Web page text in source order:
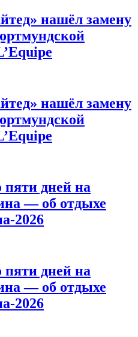
нашёл замену
нашёл замену
пяти дней на
— об отдыхе
2026
пяти дней на
— об отдыхе
2026